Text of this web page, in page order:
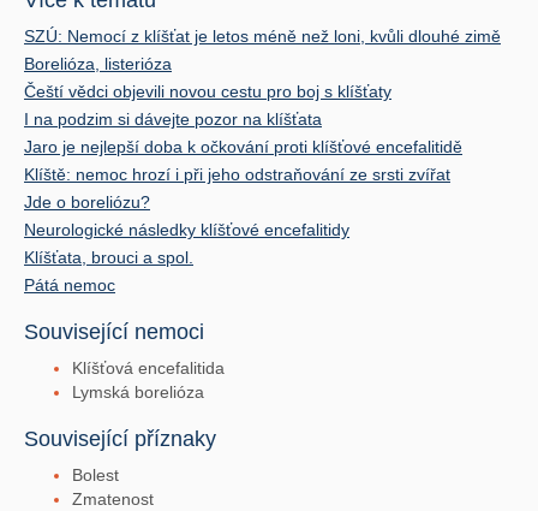
SZÚ: Nemocí z klíšťat je letos méně než loni, kvůli dlouhé zimě
Borelióza, listerióza
Čeští vědci objevili novou cestu pro boj s klíšťaty
I na podzim si dávejte pozor na klíšťata
Jaro je nejlepší doba k očkování proti klíšťové encefalitidě
Klíště: nemoc hrozí i při jeho odstraňování ze srsti zvířat
Jde o boreliózu?
Neurologické následky klíšťové encefalitidy
Klíšťata, brouci a spol.
Pátá nemoc
Související nemoci
Klíšťová encefalitida
Lymská borelióza
Související příznaky
Bolest
Zmatenost